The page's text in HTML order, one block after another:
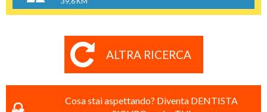
ALTRA RICERCA
Cosa stai aspettando? Diventa DENTISTA